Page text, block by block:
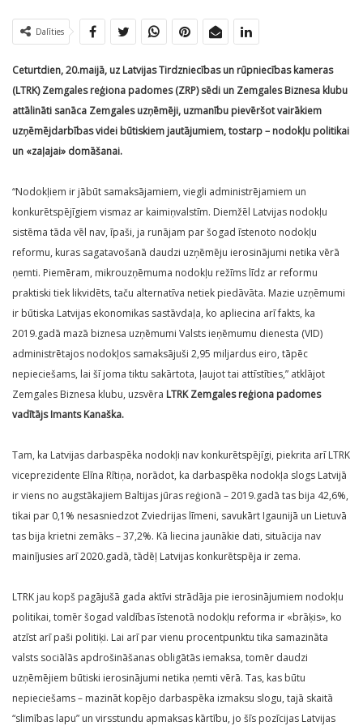
Dalīties
Ceturtdien, 20.maijā, uz Latvijas Tirdzniecības un rūpniecības kameras
(LTRK) Zemgales reģiona padomes (ZRP) sēdi un Zemgales Biznesa klubu
attālināti sanāca Zemgales uzņēmēji, uzmanību pievēršot vairākiem
uzņēmējdarbības videi būtiskiem jautājumiem, tostarp – nodokļu politikai
un «zaļajai» domāšanai.
“Nodokļiem ir jābūt samaksājamiem, viegli administrējamiem un
konkurētspējīgiem vismaz ar kaimiņvalstīm. Diemžēl Latvijas nodokļu
sistēma tāda vēl nav, īpaši, ja runājam par šogad īstenoto nodokļu
reformu, kuras sagatavošanā daudzi uzņēmēju ierosinājumi netika vērā
ņemti. Piemēram, mikrouzņēmuma nodokļu režīms līdz ar reformu
praktiski tiek likvidēts, taču alternatīva netiek piedāvāta. Mazie uzņēmumi
ir būtiska Latvijas ekonomikas sastāvdaļa, ko apliecina arī fakts, ka
2019.gadā mazā biznesa uzņēmumi Valsts ieņēmumu dienesta (VID)
administrētajos nodokļos samaksājuši 2,95 miljardus eiro, tāpēc
nepieciešams, lai šī joma tiktu sakārtota, ļaujot tai attīstīties,” atklājot
Zemgales Biznesa klubu, uzsvēra LTRK Zemgales reģiona padomes
vadītājs Imants Kanaška.
Tam, ka Latvijas darbaspēka nodokļi nav konkurētspējīgi, piekrita arī LTRK
viceprezidente Elīna Rītiņa, norādot, ka darbaspēka nodokļa slogs Latvijā
ir viens no augstākajiem Baltijas jūras reģionā – 2019.gadā tas bija 42,6%,
tikai par 0,1% nesasniedzot Zviedrijas līmeni, savukārt Igaunijā un Lietuvā
tas bija krietni zemāks – 37,2%. Kā liecina jaunākie dati, situācija nav
mainījusies arī 2020.gadā, tādēļ Latvijas konkurētspēja ir zema.
LTRK jau kopš pagājušā gada aktīvi strādāja pie ierosinājumiem nodokļu
politikai, tomēr šogad valdības īstenotā nodokļu reforma ir «brāķis», ko
atzīst arī paši politiķi. Lai arī par vienu procentpunktu tika samazināta
valsts sociālās apdrošināšanas obligātās iemaksa, tomēr daudzi
uzņēmējiem būtiski ierosinājumi netika ņemti vērā. Tas, kas būtu
nepieciešams – mazināt kopējo darbaspēka izmaksu slogu, tajā skaitā
“slimības lapu” un virsstundu apmaksas kārtību, jo šīs pozīcijas Latvijas